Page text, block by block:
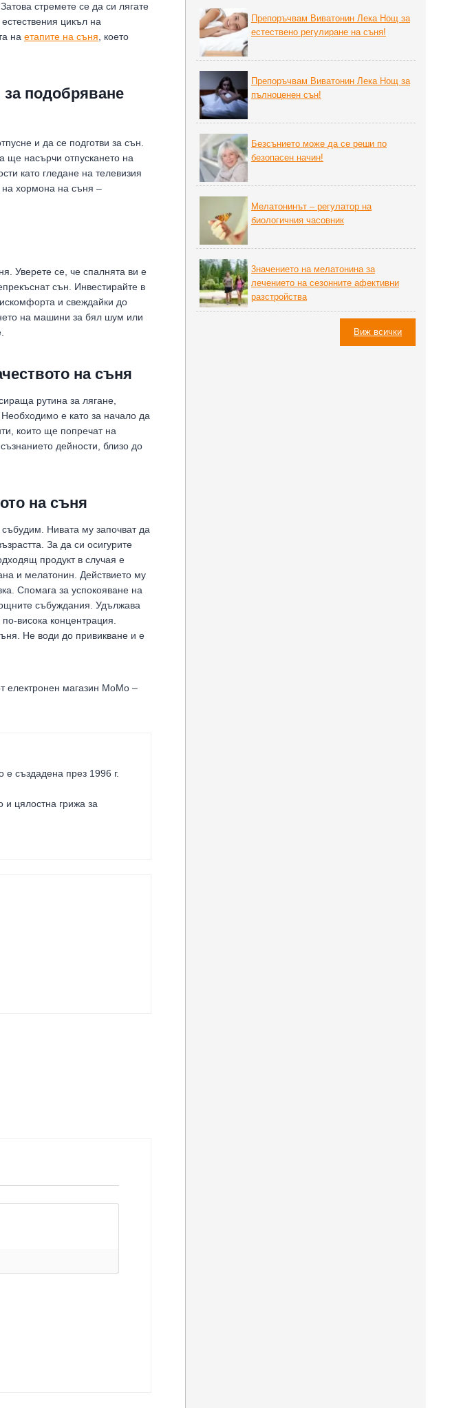
стремете се да си лягате
цикъл на
на етапите на съня , което
за подобряване
и да се подготви за сън.
ще насърчи отпускането на
като гледане на телевизия
на хормона на съня –
Уверете се, че спалнята ви е
сън. Инвестирайте в
и свеждайки до
на машини за бял шум или
на съня
рутина за лягане,
е като за начало да
които ще попречат на
дейности, близо до
на съня
Нивата му започват да
За да си осигурите
продукт в случая е
и мелатонин. Действието му
Спомага за успокояване на
събуждания. Удължава
висока концентрация.
Не води до привикване и е
електронен магазин МоМо –
е създадена през 1996 г.
цялостна грижа за
Препоръчвам Виватонин Лека Нощ за
естествено регулиране на съня!
Препоръчвам Виватонин Лека Нощ за
пълноценен сън!
Безсънието може да се реши по
безопасен начин!
Мелатонинът – регулатор на
биoлoгичния часовник
3начението на мелатонина за
лечението на сезонните афективни
разстройства
Виж всички